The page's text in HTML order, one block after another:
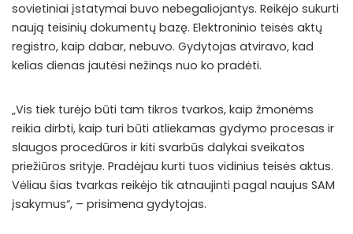
sovietiniai įstatymai buvo nebegaliojantys. Reikėjo sukurti
naują teisinių dokumentų bazę. Elektroninio teisės aktų
registro, kaip dabar, nebuvo. Gydytojas atviravo, kad
kelias dienas jautėsi nežinąs nuo ko pradėti.
„Vis tiek turėjo būti tam tikros tvarkos, kaip žmonėms
reikia dirbti, kaip turi būti atliekamas gydymo procesas ir
slaugos procedūros ir kiti svarbūs dalykai sveikatos
priežiūros srityje. Pradėjau kurti tuos vidinius teisės aktus.
Vėliau šias tvarkas reikėjo tik atnaujinti pagal naujus SAM
įsakymus“, – prisimena gydytojas.